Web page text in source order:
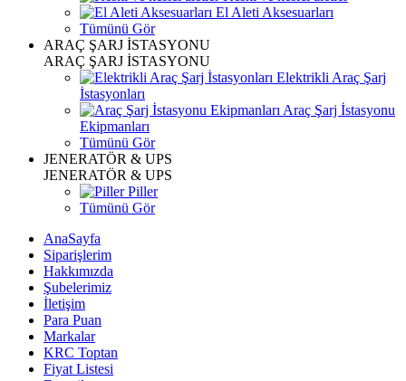
El Aleti Aksesuarları
Tümünü Gör
ARAÇ ŞARJ İSTASYONU
ARAÇ ŞARJ İSTASYONU
Elektrikli Araç Şarj
İstasyonları
Araç Şarj İstasyonu
Ekipmanları
Tümünü Gör
JENERATÖR & UPS
JENERATÖR & UPS
Piller
Tümünü Gör
AnaSayfa
Siparişlerim
Hakkımızda
Şubelerimiz
İletişim
Para Puan
Markalar
KRC Toptan
Fiyat Listesi